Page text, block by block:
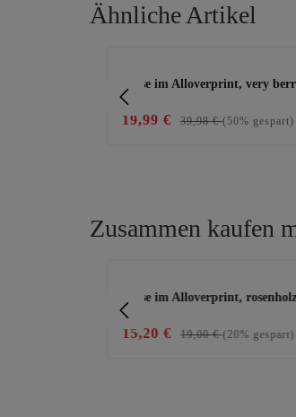
Ähnliche Artikel
Bluse im Alloverprint, very
19,99 € 39,98 €(50% gespart)
Zusammen kaufen
Bluse im Alloverprint, rosenholz
15,20 € 19,00 €(20% gespart)